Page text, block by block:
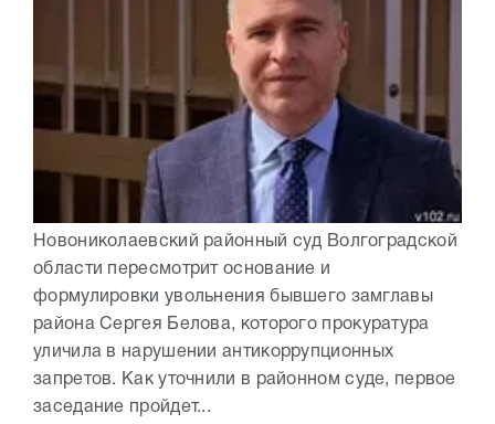
Новониколаевский районный суд Волгоградской
области пересмотрит основание и
формулировки увольнения бывшего замглавы
района Сергея Белова, которого прокуратура
уличила в нарушении антикоррупционных
запретов. Как уточнили в районном суде, первое
заседание пройдет...